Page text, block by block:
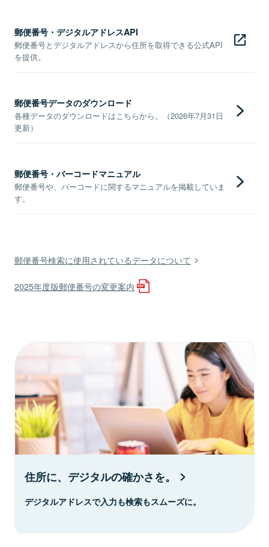
郵便番号・デジタルアドレスAPI
郵便番号とデジタルアドレスから住所を取得できる公式API
を提供。
郵便番号データのダウンロード
各種データのダウンロードはこちらから。（2026年7月31日
更新）
郵便番号・バーコードマニュアル
郵便番号や、バーコードに関するマニュアルを掲載していま
す。
郵便番号検索に使用されているデータについて
2025年度版郵便番号の変更案内
住所に、デジタルの確かさを。
デジタルアドレスで入力も検索もスムーズに。